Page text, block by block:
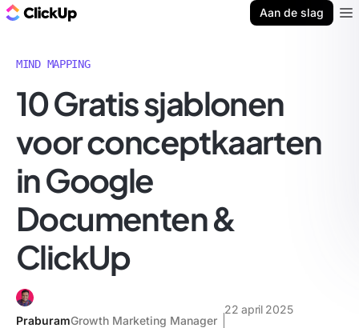
Aan de slag
MIND MAPPING
10 Gratis sjablonen
voor conceptkaarten
in Google
Documenten &
ClickUp
PraburamGrowth Marketing Manager
22 april 2025